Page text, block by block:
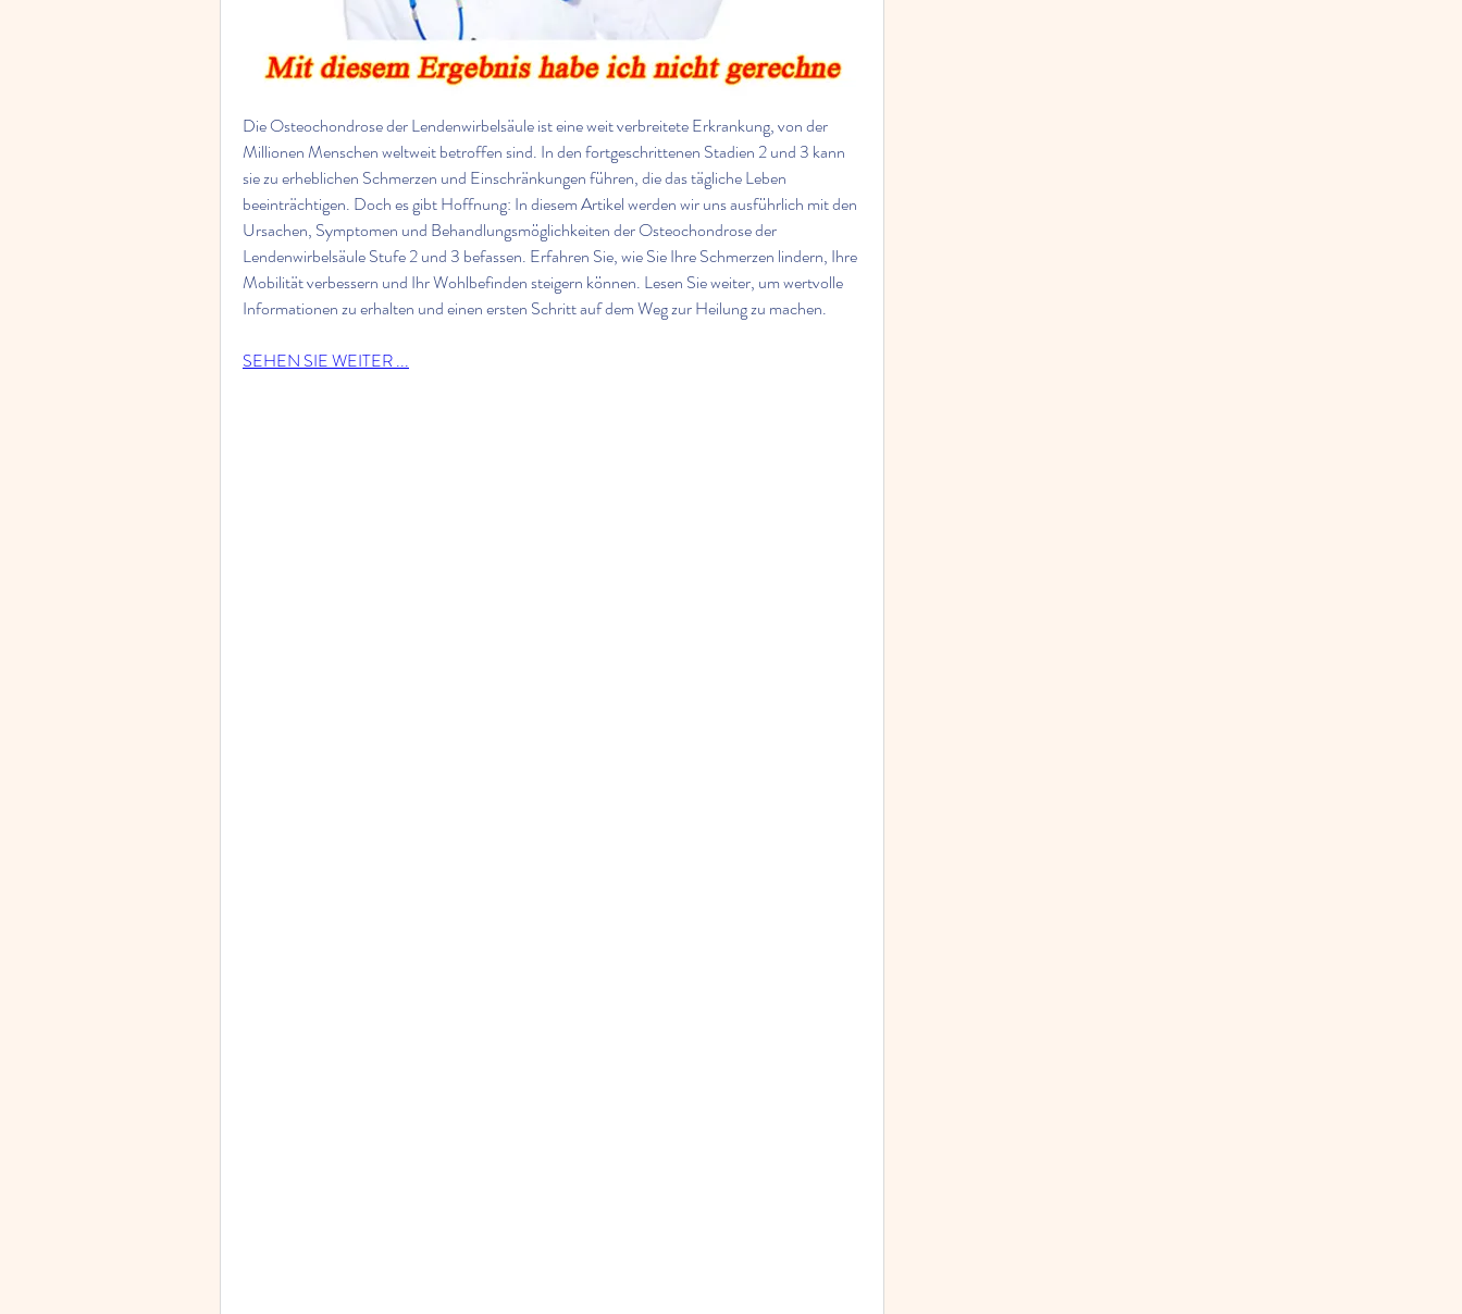
Die Osteochondrose der Lendenwirbelsäule ist eine weit verbreitete Erkrankung, von der
Millionen Menschen weltweit betroffen sind. In den fortgeschrittenen Stadien 2 und 3 kann
sie zu erheblichen Schmerzen und Einschränkungen führen, die das tägliche Leben
beeinträchtigen. Doch es gibt Hoffnung: In diesem Artikel werden wir uns ausführlich mit den
Ursachen, Symptomen und Behandlungsmöglichkeiten der Osteochondrose der
Lendenwirbelsäule Stufe 2 und 3 befassen. Erfahren Sie, wie Sie Ihre Schmerzen lindern, Ihre
Mobilität verbessern und Ihr Wohlbefinden steigern können. Lesen Sie weiter, um wertvolle
Informationen zu erhalten und einen ersten Schritt auf dem Weg zur Heilung zu machen.
SEHEN SIE WEITER ...